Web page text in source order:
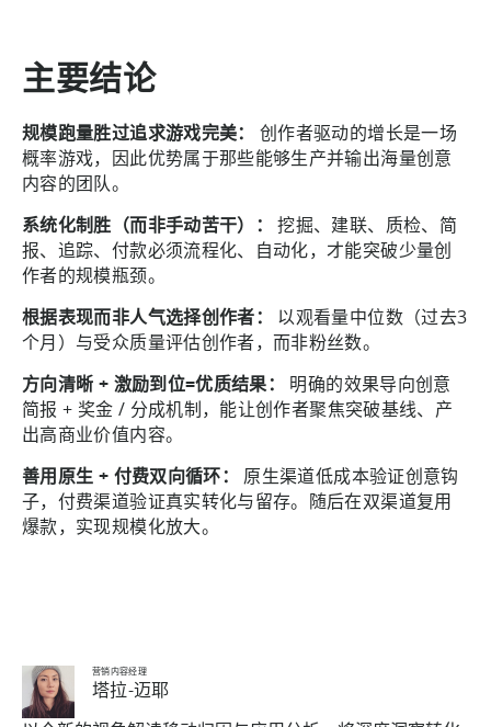
主要结论
规模跑量胜过追求游戏完美：创作者驱动的增长是一场
概率游戏，因此优势属于那些能够生产并输出海量创意
内容的团队。
系统化制胜（而非手动苦干）：挖掘、建联、质检、简
报、追踪、付款必须流程化、自动化，才能突破少量创
作者的规模瓶颈。
根据表现而非人气选择创作者： 以观看量中位数（过去3
个月）与受众质量评估创作者，而非粉丝数。
方向清晰 + 激励到位=优质结果： 明确的效果导向创意
简报 + 奖金 / 分成机制，能让创作者聚焦突破基线、产
出高商业价值内容。
善用原生 + 付费双向循环： 原生渠道低成本验证创意钩
子，付费渠道验证真实转化与留存。随后在双渠道复用
爆款，实现规模化放大。
营销内容经理
塔拉-迈耶